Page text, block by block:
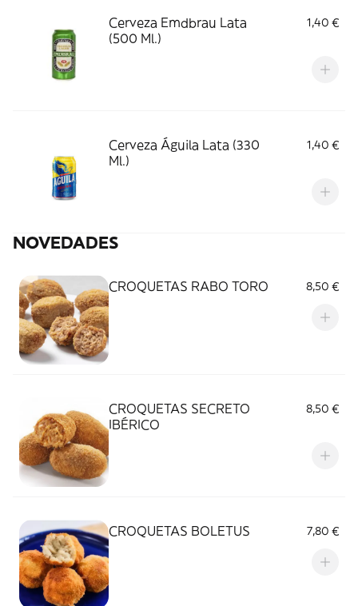
Cerveza Emdbrau Lata
(500 Ml.)
1,40 €
Cerveza Águila Lata (330
Ml.)
1,40 €
NOVEDADES
CROQUETAS RABO TORO 8,50 €
CROQUETAS SECRETO
IBÉRICO
8,50 €
CROQUETAS BOLETUS 7,80 €